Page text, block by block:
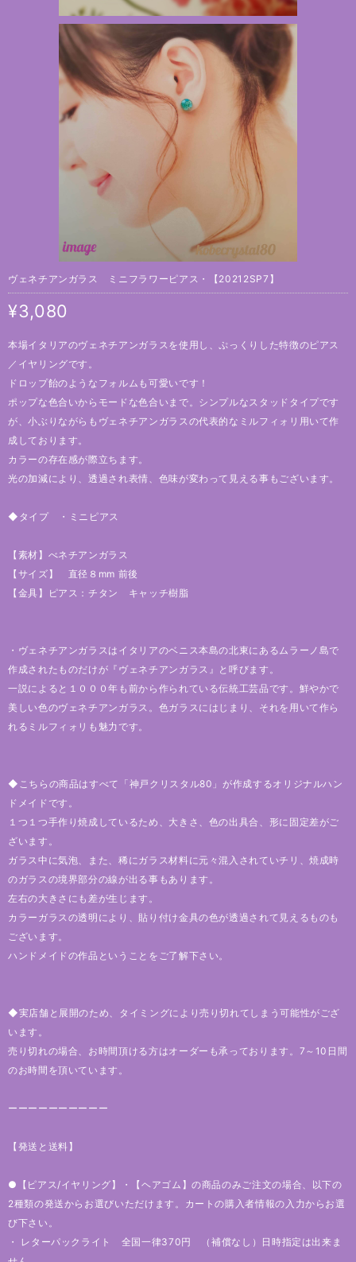
ヴェネチアンガラス ミニフラワーピアス・【20212SP7】
¥3,080
本場イタリアのヴェネチアンガラスを使用し、ぷっくりした特徴のピアス
／イヤリングです。
ドロップ飴のようなフォルムも可愛いです！
ポップな色合いからモードな色合いまで。シンプルなスタッドタイプです
が、小ぶりながらもヴェネチアンガラスの代表的なミルフィォリ用いて作
成しております。
カラーの存在感が際立ちます。
光の加減により、透過され表情、色味が変わって見える事もございます。
◆タイプ ・ミニピアス
【素材】べネチアンガラス
【サイズ】 直径８mm 前後
【金具】ピアス：チタン キャッチ樹脂
・ヴェネチアンガラスはイタリアのベニス本島の北東にあるムラーノ島で
作成されたものだけが『ヴェネチアンガラス』と呼びます。
一説によると１０００年も前から作られている伝統工芸品です。鮮やかで
美しい色のヴェネチアンガラス。色ガラスにはじまり、それを用いて作ら
れるミルフィォリも魅力です。
◆こちらの商品はすべて「神戸クリスタル80」が作成するオリジナルハン
ドメイドです。
１つ１つ手作り焼成しているため、大きさ、色の出具合、形に固定差がご
ざいます。
ガラス中に気泡、また、稀にガラス材料に元々混入されていチリ、焼成時
のガラスの境界部分の線が出る事もあります。
左右の大きさにも差が生じます。
カラーガラスの透明により、貼り付け金具の色が透過されて見えるものも
ございます。
ハンドメイドの作品ということをご了解下さい。
◆実店舗と展開のため、タイミングにより売り切れてしまう可能性がござ
います。
売り切れの場合、お時間頂ける方はオーダーも承っております。7～10日間
のお時間を頂いています。
ーーーーーーーーーー
【発送と送料】
●【ピアス/イヤリング】・【ヘアゴム】の商品のみご注文の場合、以下の
2種類の発送からお選びいただけます。カートの購入者情報の入力からお選
び下さい。
・ レターパックライト 全国一律370円 （補償なし）日時指定は出来ま